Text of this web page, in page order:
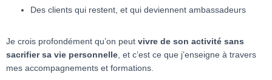
Des clients qui restent, et qui deviennent ambassadeurs
Je crois profondément qu’on peut vivre de son activité sans
sacrifier sa vie personnelle, et c’est ce que j’enseigne à travers
mes accompagnements et formations.